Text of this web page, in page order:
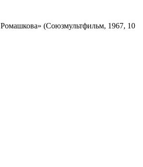
(Союзмультфильм, 1967, 10